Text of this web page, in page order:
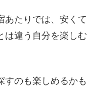
あたりでは、安くて
は違う自分を楽しむ
すのも楽しめるかも